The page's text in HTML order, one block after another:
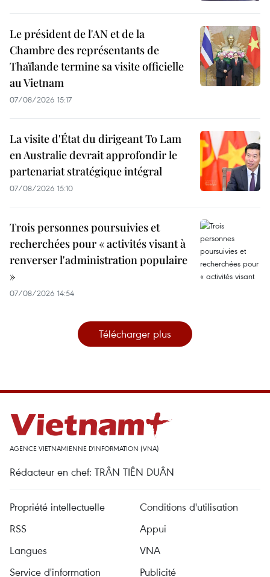
Le président de l'AN et de la
Chambre des représentants de
Thaïlande termine sa visite officielle
au Vietnam
07/08/2026 15:17
La visite d'État du dirigeant To Lam
en Australie devrait approfondir le
partenariat stratégique intégral
07/08/2026 15:10
Trois personnes poursuivies et
recherchées pour « activités visant à
renverser l'administration populaire
»
07/08/2026 14:54
Télécharger plus
AGENCE VIETNAMIENNE D'INFORMATION (VNA)
Rédacteur en chef: TRÂN TIÊN DUÂN
Propriété intellectuelle
Conditions d'utilisation
RSS
Appui
Langues
VNA
Service d'information
Publicité